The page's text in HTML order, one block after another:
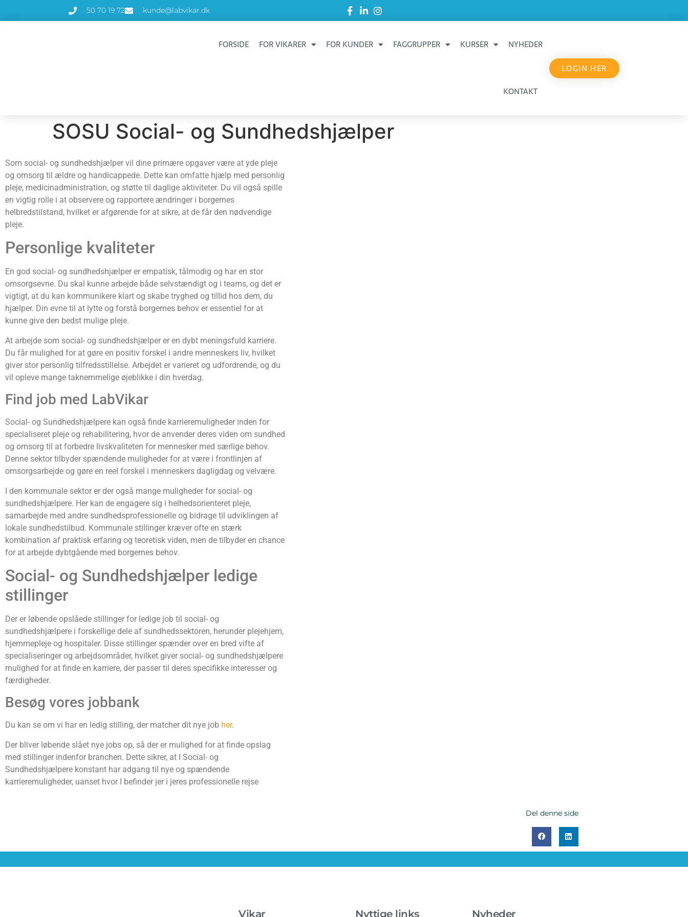
50 70 19 72 kunde@labvikar.dk
FORSIDE FOR VIKARER FOR KUNDER FAGGRUPPER KURSER NYHEDER
KONTAKT
LOGIN HER
SOSU Social- og Sundhedshjælper
Som social- og sundhedshjælper vil dine primære opgaver være at yde pleje
og omsorg til ældre og handicappede. Dette kan omfatte hjælp med personlig
pleje, medicinadministration, og støtte til daglige aktiviteter. Du vil også spille
en vigtig rolle i at observere og rapportere ændringer i borgernes
helbredstilstand, hvilket er afgørende for at sikre, at de får den nødvendige
pleje.
Personlige kvaliteter
En god social- og sundhedshjælper er empatisk, tålmodig og har en stor
omsorgsevne. Du skal kunne arbejde både selvstændigt og i teams, og det er
vigtigt, at du kan kommunikere klart og skabe tryghed og tillid hos dem, du
hjælper. Din evne til at lytte og forstå borgernes behov er essentiel for at
kunne give den bedst mulige pleje.
At arbejde som social- og sundhedshjælper er en dybt meningsfuld karriere.
Du får mulighed for at gøre en positiv forskel i andre menneskers liv, hvilket
giver stor personlig tilfredsstillelse. Arbejdet er varieret og udfordrende, og du
vil opleve mange taknemmelige øjeblikke i din hverdag.
Find job med LabVikar
Social- og Sundhedshjælpere kan også finde karrieremuligheder inden for
specialiseret pleje og rehabilitering, hvor de anvender deres viden om sundhed
og omsorg til at forbedre livskvaliteten for mennesker med særlige behov.
Denne sektor tilbyder spændende muligheder for at være i frontlinjen af
omsorgsarbejde og gøre en reel forskel i menneskers dagligdag og velvære.
I den kommunale sektor er der også mange muligheder for social- og
sundhedshjælpere. Her kan de engagere sig i helhedsorienteret pleje,
samarbejde med andre sundhedsprofessionelle og bidrage til udviklingen af
lokale sundhedstilbud. Kommunale stillinger kræver ofte en stærk
kombination af praktisk erfaring og teoretisk viden, men de tilbyder en chance
for at arbejde dybtgående med borgernes behov.
Social- og Sundhedshjælper ledige
stillinger
Der er løbende opslåede stillinger for ledige job til social- og
sundhedshjælpere i forskellige dele af sundhedssektoren, herunder plejehjem,
hjemmepleje og hospitaler. Disse stillinger spænder over en bred vifte af
specialiseringer og arbejdsområder, hvilket giver social- og sundhedshjælpere
mulighed for at finde en karriere, der passer til deres specifikke interesser og
færdigheder.
Besøg vores jobbank
Du kan se om vi har en ledig stilling, der matcher dit nye job her.
Der bliver løbende slået nye jobs op, så der er mulighed for at finde opslag
med stillinger indenfor branchen. Dette sikrer, at I Social- og
Sundhedshjælpere konstant har adgang til nye og spændende
karrieremuligheder, uanset hvor I befinder jer i jeres professionelle rejse
Del denne side
Vikar Nyttige links Nyheder